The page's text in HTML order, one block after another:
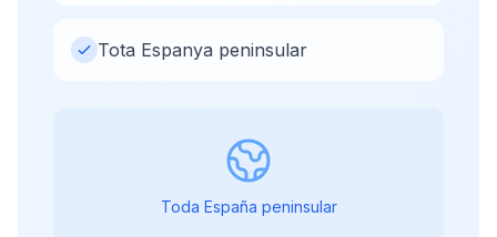
Tota Espanya peninsular
Toda España peninsular